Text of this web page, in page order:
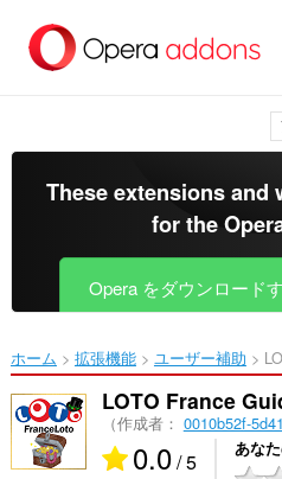
メ
ツ
移
動
These extensions and
for the
Opera をダウンロード
ホーム 拡張機能 ユーザー補助
LOTO France
（作成者： 0010b52f-
0.0/ 5 あな